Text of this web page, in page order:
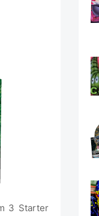
3 Starter